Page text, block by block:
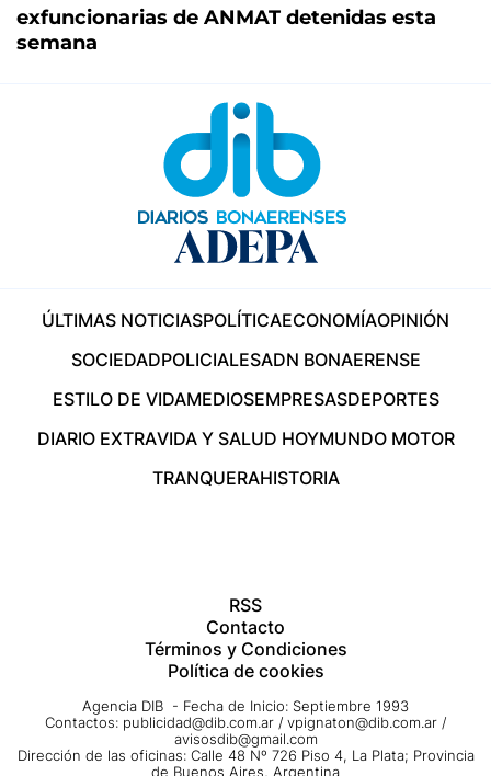
exfuncionarias de ANMAT detenidas esta
semana
ÚLTIMAS NOTICIASPOLÍTICAECONOMÍAOPINIÓN
SOCIEDADPOLICIALESADN BONAERENSE
ESTILO DE VIDAMEDIOSEMPRESASDEPORTES
DIARIO EXTRAVIDA Y SALUD HOYMUNDO MOTOR
TRANQUERAHISTORIA
RSS
Contacto
Términos y Condiciones
Política de cookies
Agencia DIB - Fecha de Inicio: Septiembre 1993
Contactos: publicidad@dib.com.ar / vpignaton@dib.com.ar /
avisosdib@gmail.com
Dirección de las oficinas: Calle 48 Nº 726 Piso 4, La Plata; Provincia
de Buenos Aires, Argentina